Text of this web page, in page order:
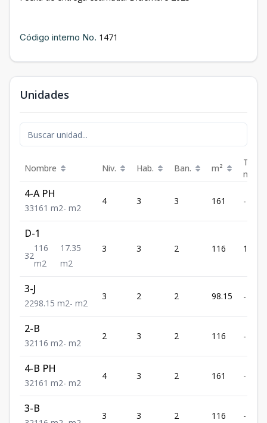
Código interno No. 1471
Unidades
Nombre Niv. Hab. Ban. m²
m²
4-A PH
33161 m2- m2
4 3 3 161 -
D-1
32
116
m2
17.35
m2
3 3 2 116 17.35
3-J
2298.15 m2- m2
3 2 2 98.15 -
2-B
32116 m2- m2
2 3 2 116 -
4-B PH
32161 m2- m2
4 3 2 161 -
3-B
3 3 2 116 -